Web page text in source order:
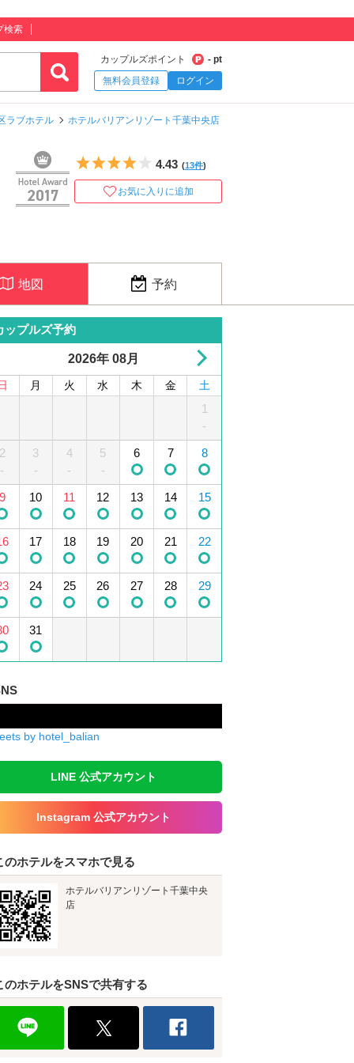
検索
カップルズポイント
- pt
無料会員登録
ログイン
ラブホテル ホテルバリアンリゾート千葉中央店
5つ星のうち4
4.43 (13件)
お気に入りに追加
地図 予約
ップルズ予約
2026年 08月
月 火 水 木 金 土
1
-
-
3
-
4
-
5
-
6 7 8
10 11 12 13 14 15
17 18 19 20 21 22
24 25 26 27 28 29
31
5
7 8 9 10 11 12
14 15 16 17 18 19
-
21 22 23 24 25 26
28 29 30
by hotel_balian
LINE 公式アカウント
Instagram 公式アカウント
のホテルをスマホで見る
ホテルバリアンリゾート千葉中央
店
のホテルをSNSで共有する